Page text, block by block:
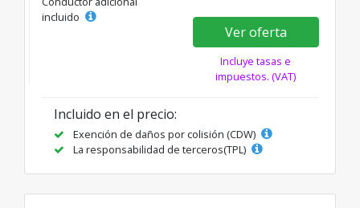
incluido
Ver oferta
Incluye tasas e
impuestos. (VAT)
Incluido en el precio:
Exención de daños por colisión (CDW)
La responsabilidad de terceros(TPL)